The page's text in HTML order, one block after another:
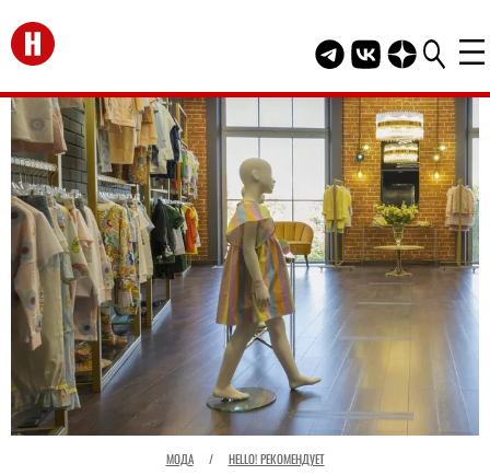
Перейти на главную
Telegram канал
Группа HELLO
Канал
МОДА / HELLO! РЕКОМЕНДУЕТ